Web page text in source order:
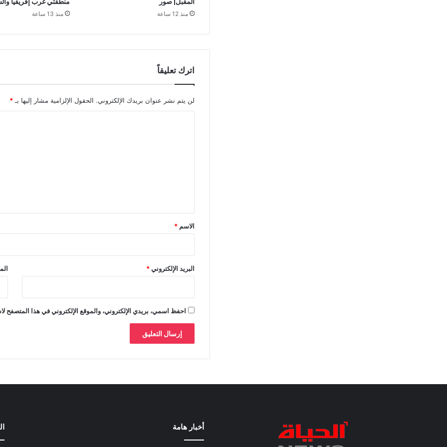
منذ 12 ساعة منذ 13 ساعة
اترك تعليقاً
لن يتم نشر عنوان بريدك الإلكتروني. الحقول الإلزامية مشار إليها بـ *
*
الاسم *
البريد الإلكتروني*
احفظ اسمي، بريدي الإلكتروني، والموقع الإلكتروني في هذا المتصفح
أخبار هامة